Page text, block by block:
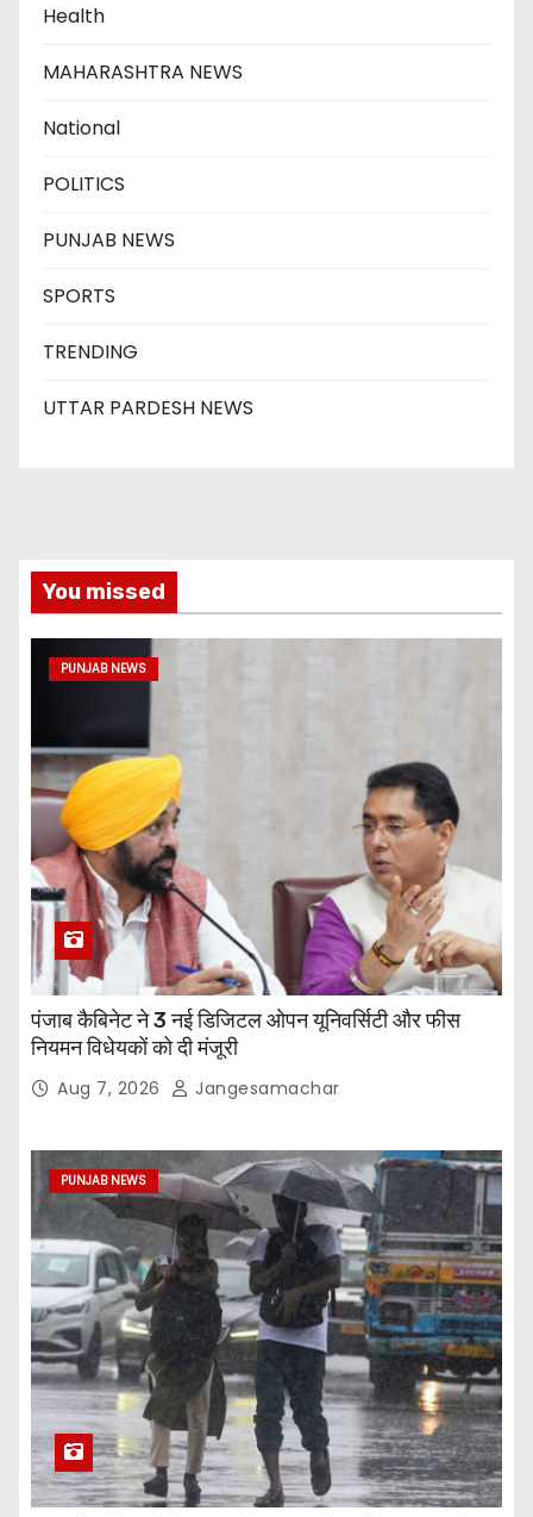
Health
MAHARASHTRA NEWS
National
POLITICS
PUNJAB NEWS
SPORTS
TRENDING
UTTAR PARDESH NEWS
You missed
PUNJAB NEWS
पंजाब कैबिनेट ने 3 नई डिजिटल ओपन यूनिवर्सिटी और फीस
नियमन विधेयकों को दी मंजूरी
Aug 7, 2026 Jangesamachar
PUNJAB NEWS